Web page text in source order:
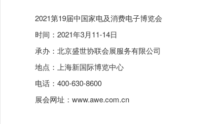
2021第19届中国家电及消费电子博览会
时间：2021年3月11-14日
承办：北京盛世协联会展服务有限公司
地点：上海新国际博览中心
电话：400-630-8600
展会网址： www.awe.com.cn